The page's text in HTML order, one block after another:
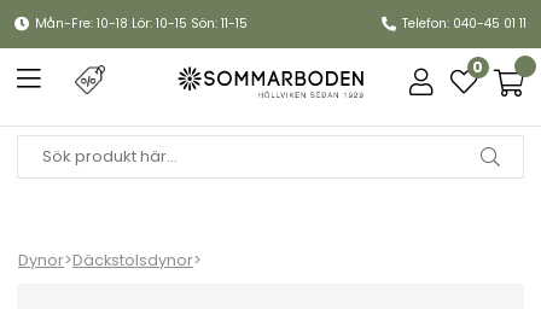
Mån-Fre: 10-18 Lör: 10-15 Sön: 11-15 Telefon: 040-45 01 11
0
Dynor>Däckstolsdynor>